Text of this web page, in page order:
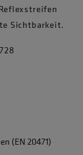
Sichtbarkeit.
(EN 20471)